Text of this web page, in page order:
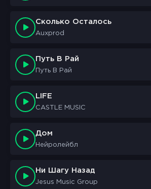
Сколько Осталось
Auxprod
Путь В Рай
Путь В Рай
LIFE
CASTLE MUSIC
Дом
Нейролейбл
Ни Шагу Назад
Jesus Music Group